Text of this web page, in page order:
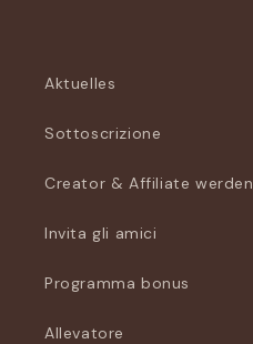
Aktuelles
Sottoscrizione
Creator & Affiliate werden
Invita gli amici
Programma bonus
Allevatore